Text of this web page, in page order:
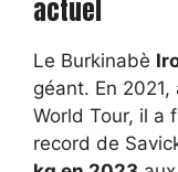
actuel
Le Burkinabè
géant. En
World Tour, il a
record de